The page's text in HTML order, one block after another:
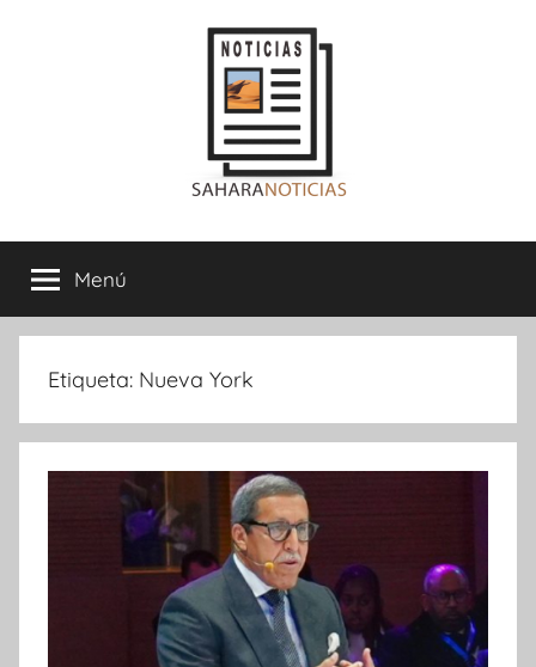
Sahara
Noticias
Menú
Etiqueta: Nueva York